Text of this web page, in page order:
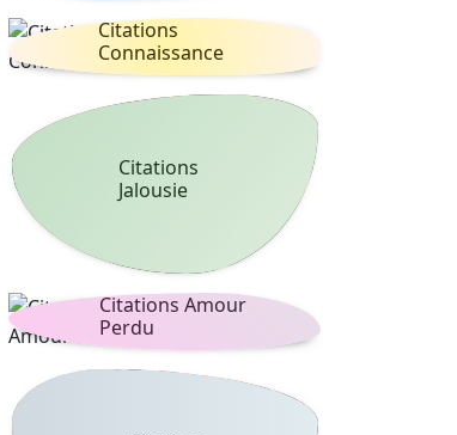
Citations
Connaissance
Citations
Jalousie
Citations Amour
Perdu